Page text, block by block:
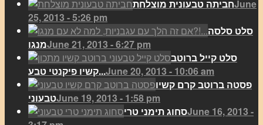
חביתה טבעונית מוצלחתJune
25, 2013 - 5:26 pm
סלט סלסה
מנגוJune 21, 2013 - 6:27 pm
סלט קייל ברוטב
קשיו פיקנטי טבע...June 20, 2013 - 10:06 am
פסטה ברוטב קרם קשיו
טבעוניJune 19, 2013 - 1:58 pm
סחוג תימני טריJune 16, 2013 -